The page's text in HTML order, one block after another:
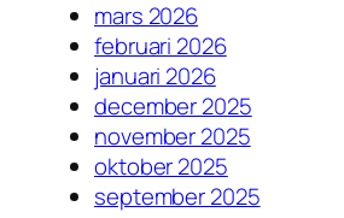
mars 2026
februari 2026
januari 2026
december 2025
november 2025
oktober 2025
september 2025